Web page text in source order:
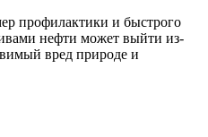
профилактики и быстрого
нефти может выйти из-
вред природе и